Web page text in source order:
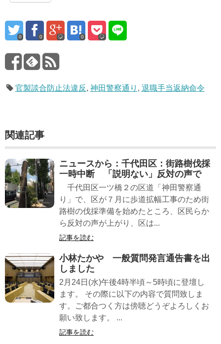
0 0 0
官製談合防止法違反 , 神田警察通り , 退職手当返納命令
関連記事
ニュースから：千代田区：街路樹伐採
一時中断 「説明ない」反対の声で
千代田区一ツ橋２の区道「神田警察通
り」で、区が７月に歩道拡幅工事のため街
路樹の伐採準備を始めたところ、区民らか
ら反対の声が上がり、区は...
記事を読む
小林たかや 一般質問発言通告書を出
しました
2月24日(水)午後4時半頃～5時頃に登壇し
ます。 その際に以下の内容で質問致しま
す。ご都合つく方は傍聴どうぞよろしくお
願い致します。 ...
記事を読む